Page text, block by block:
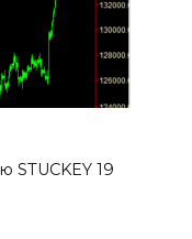
STUCKEY 19